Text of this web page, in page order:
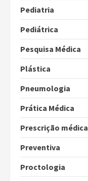
Pediatria
Pediátrica
Pesquisa Médica
Plástica
Pneumologia
Prática Médica
Prescrição médica
Preventiva
Proctologia